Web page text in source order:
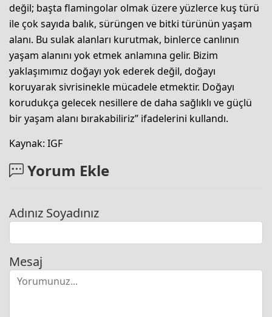
değil; başta flamingolar olmak üzere yüzlerce kuş türü
ile çok sayıda balık, sürüngen ve bitki türünün yaşam
alanı. Bu sulak alanları kurutmak, binlerce canlının
yaşam alanını yok etmek anlamına gelir. Bizim
yaklaşımımız doğayı yok ederek değil, doğayı
koruyarak sivrisinekle mücadele etmektir. Doğayı
korudukça gelecek nesillere de daha sağlıklı ve güçlü
bir yaşam alanı bırakabiliriz” ifadelerini kullandı.
Kaynak: IGF
Yorum Ekle
Adınız Soyadınız
Mesaj